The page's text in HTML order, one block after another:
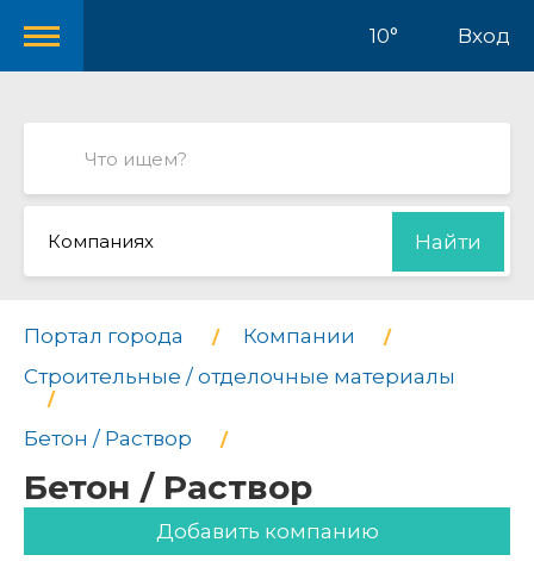
10° Вход
Компаниях Найти
Портал города
Компании
Строительные / отделочные материалы
Бетон / Раствор
Бетон / Раствор
Добавить компанию